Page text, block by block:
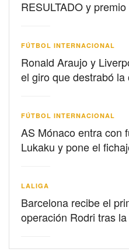
RESULTADO y
FÚTBOL INTERNACIONAL
Ronald Araujo y
el giro que destrabó la
FÚTBOL INTERNACIONAL
AS Mónaco entra con
Lukaku y pone el
LALIGA
Barcelona recibe el
operación Rodri tras